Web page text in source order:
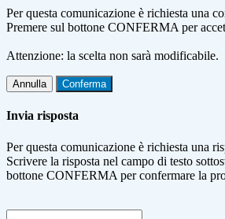
Per questa comunicazione è richiesta una
Premere sul bottone CONFERMA per
Attenzione: la scelta non sarà modificabile.
Annulla Conferma
Invia risposta
Per questa comunicazione è richiesta una
Scrivere la risposta nel campo di testo
bottone CONFERMA per confermare la